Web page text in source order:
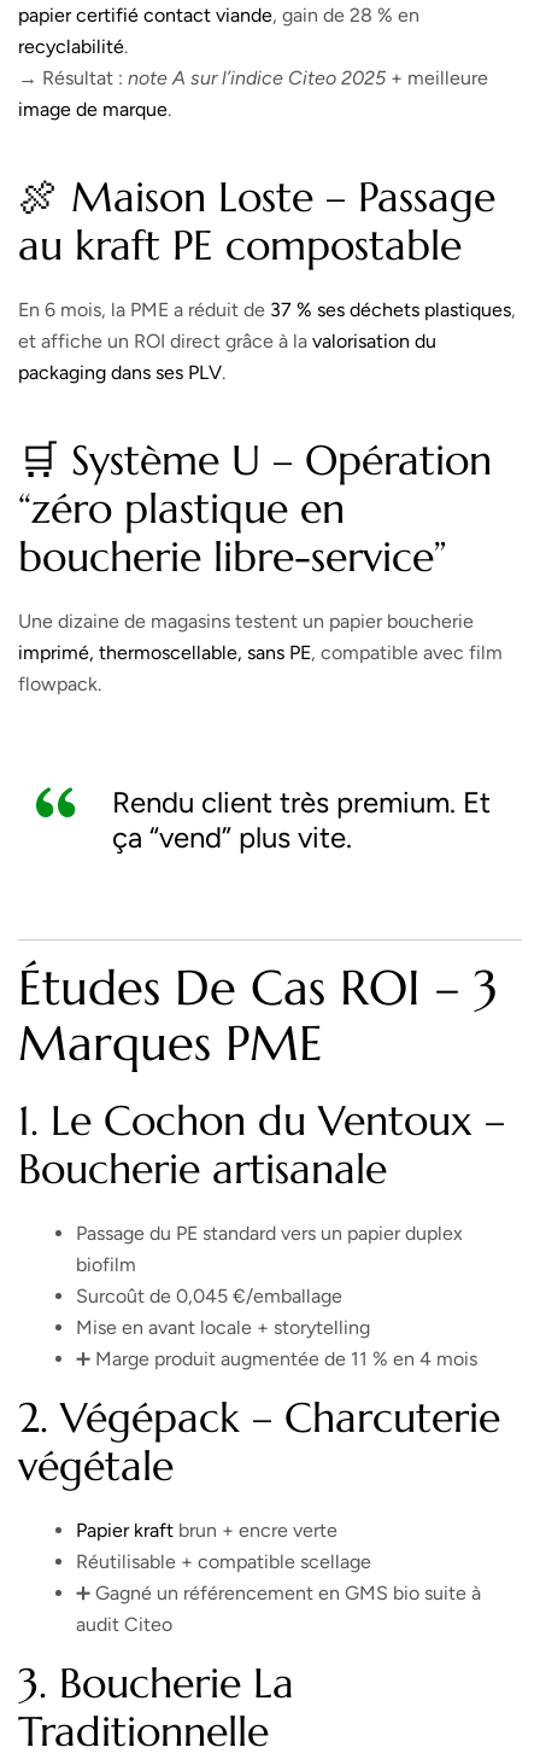
papier certifié contact viande, gain de 28 % en
recyclabilité.
→ Résultat : note A sur l’indice Citeo 2025 + meilleure
image de marque.
🍖 Maison Loste – Passage
au kraft PE compostable
En 6 mois, la PME a réduit de 37 % ses déchets plastiques,
et affiche un ROI direct grâce à la valorisation du
packaging dans ses PLV.
🛒 Système U – Opération
“zéro plastique en
boucherie libre-service”
Une dizaine de magasins testent un papier boucherie
imprimé, thermoscellable, sans PE, compatible avec film
flowpack.
Rendu client très premium. Et
ça “vend” plus vite.
Études De Cas ROI – 3
Marques PME
1. Le Cochon du Ventoux –
Boucherie artisanale
Passage du PE standard vers un papier duplex
biofilm
Surcoût de 0,045 €/emballage
Mise en avant locale + storytelling
➕ Marge produit augmentée de 11 % en 4 mois
2.Végépack – Charcuterie
végétale
Papier kraft brun + encre verte
Réutilisable + compatible scellage
➕ Gagné un référencement en GMS bio suite à
audit Citeo
3. Boucherie La
Traditionnelle